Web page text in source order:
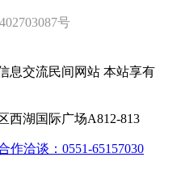
号
息交流民间网站 本站享有
西湖国际广场A812-813
作洽谈：0551-65157030